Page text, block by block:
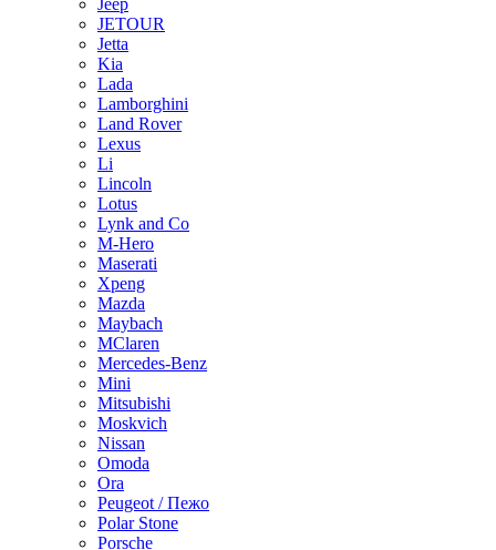
Jeep
JETOUR
Jetta
Kia
Lada
Lamborghini
Land Rover
Lexus
Li
Lincoln
Lotus
Lynk and Co
M-Hero
Maserati
Xpeng
Mazda
Maybach
MClaren
Mercedes-Benz
Mini
Mitsubishi
Moskvich
Nissan
Omoda
Ora
Peugeot / Пежо
Polar Stone
Porsche